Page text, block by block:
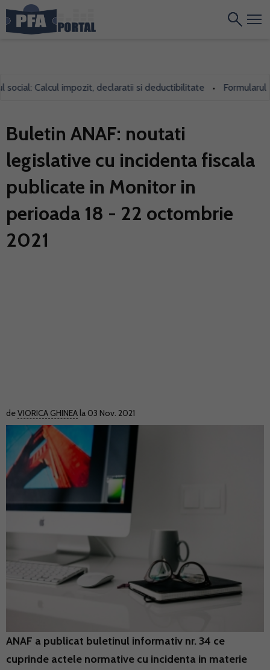
Calcul impozit, declaratii si deductibilitate • Formularul
Buletin ANAF: noutati
legislative cu incidenta fiscala
publicate in Monitor in
perioada 18 - 22 octombrie
2021
deVIORICA GHINEA la 03 Nov. 2021
ANAF a publicat buletinul informativ nr. 34 ce
cuprinde actele normative cu incidenta in materie